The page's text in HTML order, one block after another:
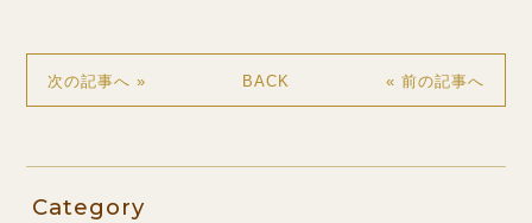
« 前の記事へ
BACK
次の記事へ »
Category